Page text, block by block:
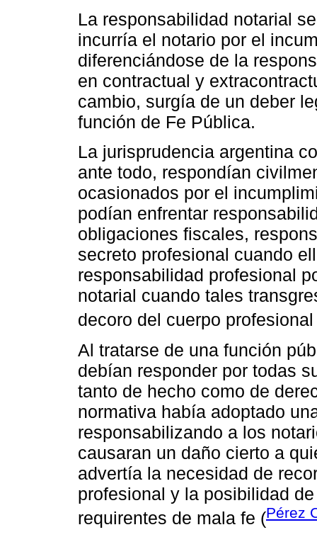
La responsabilidad notarial
incurría el notario por el
diferenciándose de la
en contractual y
cambio, surgía de un deber
función de Fe Pública.
La jurisprudencia argentina
ante todo, respondían
ocasionados por el
podían enfrentar
obligaciones fiscales,
secreto profesional cuando
responsabilidad profesional
notarial cuando tales
decoro del cuerpo profesional
Al tratarse de una función
debían responder por todas
tanto de hecho como de
normativa había adoptado
responsabilizando a los
causaran un daño cierto a
advertía la necesidad de
profesional y la posibilidad
requirentes de mala fe (Pérez